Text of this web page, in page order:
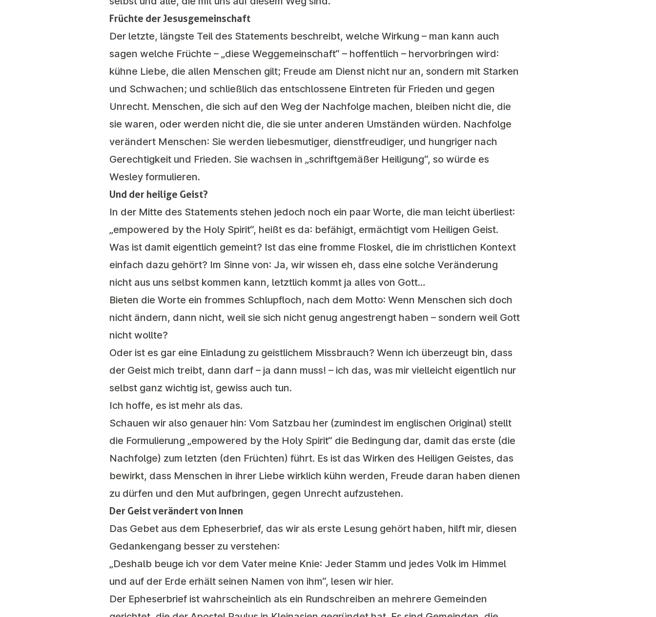
Früchte der Jesusgemeinschaft
Der letzte, längste Teil des Statements beschreibt, welche Wirkung – man kann auch
sagen welche Früchte – „diese Weggemeinschaft“ – hoffentlich – hervorbringen wird:
kühne Liebe, die allen Menschen gilt; Freude am Dienst nicht nur an, sondern mit Starken
und Schwachen; und schließlich das entschlossene Eintreten für Frieden und gegen
Unrecht. Menschen, die sich auf den Weg der Nachfolge machen, bleiben nicht die, die
sie waren, oder werden nicht die, die sie unter anderen Umständen würden. Nachfolge
verändert Menschen: Sie werden liebesmutiger, dienstfreudiger, und hungriger nach
Gerechtigkeit und Frieden. Sie wachsen in „schriftgemäßer Heiligung“, so würde es
Wesley formulieren.
Und der heilige Geist?
In der Mitte des Statements stehen jedoch noch ein paar Worte, die man leicht überliest:
„empowered by the Holy Spirit“, heißt es da: befähigt, ermächtigt vom Heiligen Geist.
Was ist damit eigentlich gemeint? Ist das eine fromme Floskel, die im christlichen Kontext
einfach dazu gehört? Im Sinne von: Ja, wir wissen eh, dass eine solche Veränderung
nicht aus uns selbst kommen kann, letztlich kommt ja alles von Gott…
Bieten die Worte ein frommes Schlupfloch, nach dem Motto: Wenn Menschen sich doch
nicht ändern, dann nicht, weil sie sich nicht genug angestrengt haben – sondern weil Gott
nicht wollte?
Oder ist es gar eine Einladung zu geistlichem Missbrauch? Wenn ich überzeugt bin, dass
der Geist mich treibt, dann darf – ja dann muss! – ich das, was mir vielleicht eigentlich nur
selbst ganz wichtig ist, gewiss auch tun.
Ich hoffe, es ist mehr als das.
Schauen wir also genauer hin: Vom Satzbau her (zumindest im englischen Original) stellt
die Formulierung „empowered by the Holy Spirit“ die Bedingung dar, damit das erste (die
Nachfolge) zum letzten (den Früchten) führt. Es ist das Wirken des Heiligen Geistes, das
bewirkt, dass Menschen in ihrer Liebe wirklich kühn werden, Freude daran haben dienen
zu dürfen und den Mut aufbringen, gegen Unrecht aufzustehen.
Der Geist verändert von Innen
Das Gebet aus dem Epheserbrief, das wir als erste Lesung gehört haben, hilft mir, diesen
Gedankengang besser zu verstehen:
„Deshalb beuge ich vor dem Vater meine Knie: Jeder Stamm und jedes Volk im Himmel
und auf der Erde erhält seinen Namen von ihm“, lesen wir hier.
Der Epheserbrief ist wahrscheinlich als ein Rundschreiben an mehrere Gemeinden